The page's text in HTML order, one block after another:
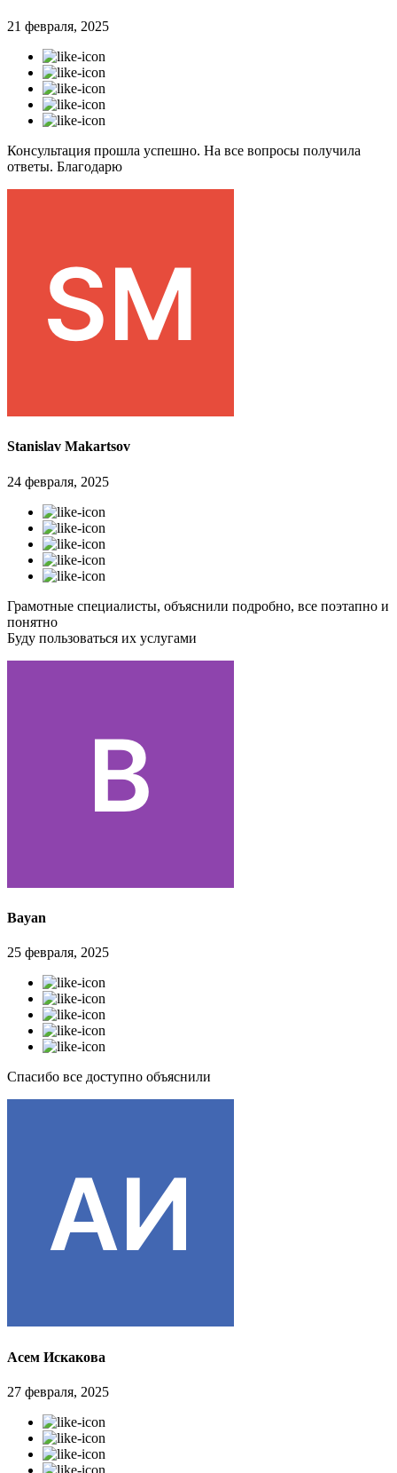
21 февраля, 2025
Консультация прошла успешно. На все вопросы получила
ответы. Благодарю
Stanislav Makartsov
24 февраля, 2025
Грамотные специалисты, объяснили подробно, все поэтапно и
понятно
Буду пользоваться их услугами
Bayan
25 февраля, 2025
Спасибо все доступно объяснили
Асем Искакова
27 февраля, 2025